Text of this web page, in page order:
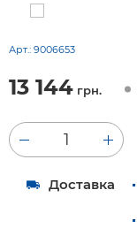
Арт.: 9006653
13 144 грн.
1
Доставка